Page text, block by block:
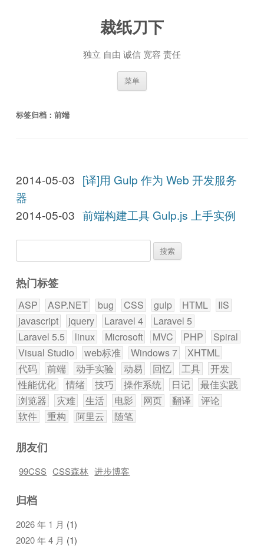
裁纸刀下
独立 自由 诚信 宽容 责任
菜单
标签归档：前端
2014-05-03 [译]用 Gulp 作为 Web 开发服务
器
2014-05-03 前端构建工具 Gulp.js 上手实例
索：
热门标签
ASP ASP.NET bug CSS gulp HTML
IIS
javascript
jquery Laravel 4
Laravel 5
Laravel 5.5
linux Microsoft MVC PHP
Spiral
Visual Studio
web标准 Windows 7
XHTML
代码
前端 动手实验 动易 回忆 工具
开发
性能优化
情绪 技巧 操作系统 日记
最佳实践
浏览器
灾难 生活 电影 网页 翻译
评论
软件
重构 阿里云 随笔
朋友们
99CSS CSS森林 进步博客
归档
2026 年 1 月 (1)
2020 年 4 月 (1)